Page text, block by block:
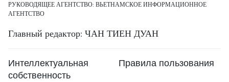
РУКОВОДЯЩЕЕ АГЕНТСТВО: ВЬЕТНАМСКОЕ ИНФОРМАЦИОННОЕ
АГЕНТСТВО
Главный редактор: ЧАН ТИЕН ДУАН
Интеллектуальная
собственность
Правила пользования